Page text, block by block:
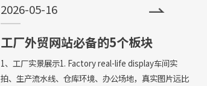
震撼的视觉冲击力，塑造令人记忆深刻的
企业形象；助力企业扩
2026-05-16
工厂外贸网站必备的5个板块
1、工厂实景展示1. Factory real-life display车间实
拍、生产流水线、仓库环境、办公场地，真实图片远比